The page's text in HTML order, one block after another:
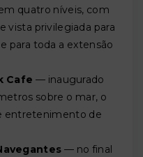
quatro níveis, com
vista privilegiada para
para toda a extensão
Cafe — inaugurado
sobre o mar, o
entretenimento de
— no final